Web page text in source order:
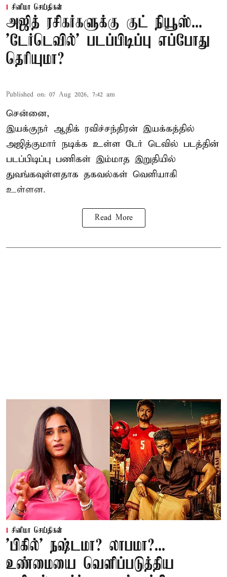
சினிமா செய்திகள்
அஜித் ரசிகர்களுக்கு குட் நியூஸ்...
'டேர்டெவில்' படப்பிடிப்பு எப்போது
தெரியுமா?
Published on: 07 Aug 2026, 7:42 am
சென்னை,
இயக்குநர் ஆதிக் ரவிச்சந்திரன் இயக்கத்தில்
அஜித்குமார் நடிக்க உள்ள டேர் டெவில் படத்தின்
படப்பிடிப்பு பணிகள் இம்மாத இறுதியில்
துவங்கவுள்ளதாக தகவல்கள் வெளியாகி
உள்ளன.
Read More
சினிமா செய்திகள்
'பிகில்' நஷ்டமா? லாபமா?...
உண்மையை வெளிப்படுத்திய